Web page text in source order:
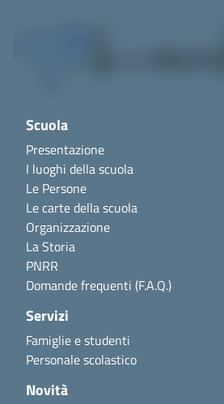
Scuola
Presentazione
I luoghi della scuola
Le Persone
Le carte della scuola
Organizzazione
La Storia
PNRR
Domande frequenti (F.A.Q.)
Servizi
Famiglie e studenti
Personale scolastico
Novità